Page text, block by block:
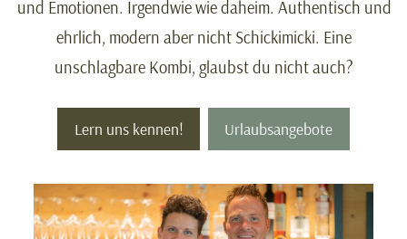
und Emotionen. Irgendwie wie daheim. Authentisch und
ehrlich, modern aber nicht Schickimicki. Eine
unschlagbare Kombi, glaubst du nicht auch?
Lern uns kennen! Urlaubsangebote